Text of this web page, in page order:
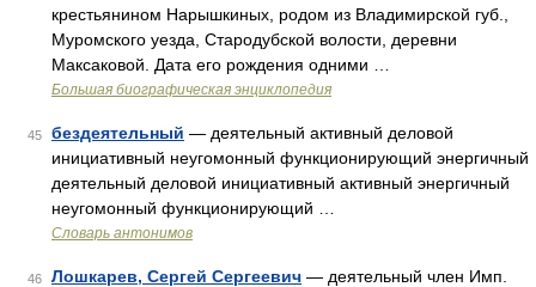
крестьянином Нарышкиных, родом из Владимирской губ.,
Муромского уезда, Стародубской волости, деревни
Максаковой. Дата его рождения одними …
Большая биографическая энциклопедия
45 бездеятельный — деятельный активный деловой
инициативный неугомонный функционирующий энергичный
деятельный деловой инициативный активный энергичный
неугомонный функционирующий …
Словарь антонимов
46 Лошкарев, Сергей Сергеевич — деятельный член Имп.